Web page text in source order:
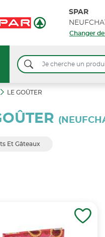
SPAR
Changer
LE GOÛTER
Et Gâteaux